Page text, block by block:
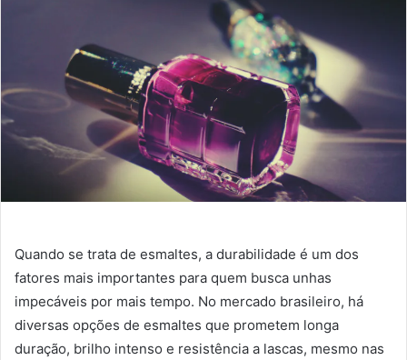
Quando se trata de esmaltes, a durabilidade é um dos
fatores mais importantes para quem busca unhas
impecáveis por mais tempo. No mercado brasileiro, há
diversas opções de esmaltes que prometem longa
duração, brilho intenso e resistência a lascas, mesmo nas